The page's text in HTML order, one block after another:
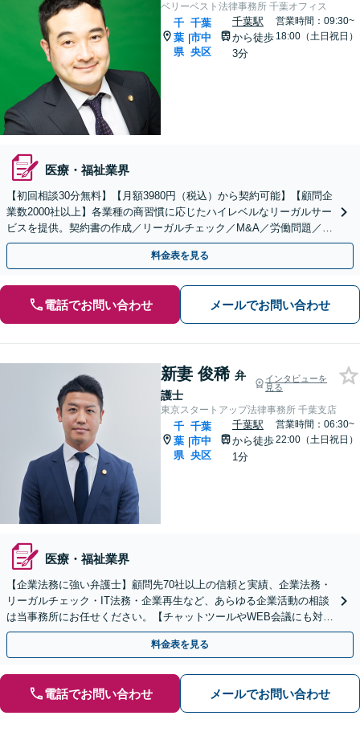
ベリーベスト法律事務所 千葉オフィス
千
葉
県
|
千葉
市中
央区
千葉駅
から徒歩
3分
営業時間：09:30~
18:00（土日祝日）
医療・福祉業界
【初回相談30分無料】【月額3980円（税込）から契約可能】【顧問企
業数2000社以上】各業種の商習慣に応じたハイレベルなリーガルサー
ビスを提供。契約書の作成／リーガルチェック／M&A／労働問題／知
的財産等、お任せください【他士業連携可能】
料金表を見る
電話でお問い合わせ メールでお問い合わせ
新妻 俊稀 弁
護士
インタビューを
見る
東京スタートアップ法律事務所 千葉支店
千
葉
県
|
千葉
市中
央区
千葉駅
から徒歩
1分
営業時間：06:30~
22:00（土日祝日）
医療・福祉業界
【企業法務に強い弁護士】顧問先70社以上の信頼と実績、企業法務・
リーガルチェック・IT法務・企業再生など、あらゆる企業活動の相談
は当事務所にお任せください。【チャットツールやWEB会議にも対
応】
料金表を見る
電話でお問い合わせ メールでお問い合わせ